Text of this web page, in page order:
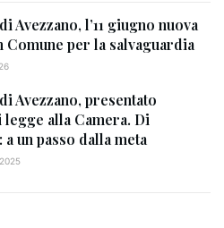
Avezzano, l’11 giugno nuova
per la salvaguardia
Avezzano, presentato
alla Camera. Di
un passo dalla meta